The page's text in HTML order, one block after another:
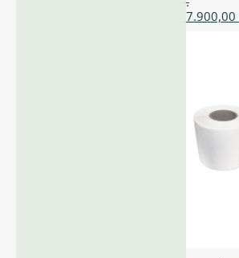
7.900,00